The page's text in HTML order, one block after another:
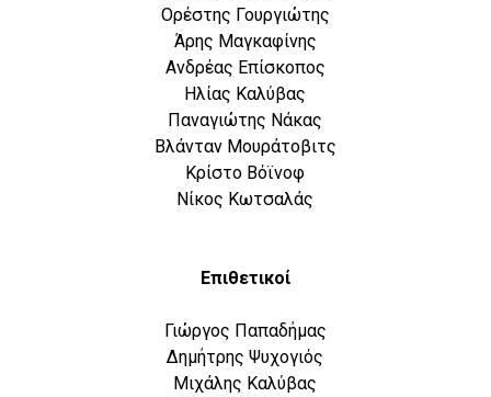
Ορέστης Γουργιώτης
Άρης Μαγκαφίνης
Ανδρέας Επίσκοπος
Ηλίας Καλύβας
Παναγιώτης Νάκας
Βλάνταν Μουράτοβιτς
Κρίστο Βόϊνοφ
Νίκος Κωτσαλάς
Επιθετικοί
Γιώργος Παπαδήμας
Δημήτρης Ψυχογιός
Μιχάλης Καλύβας